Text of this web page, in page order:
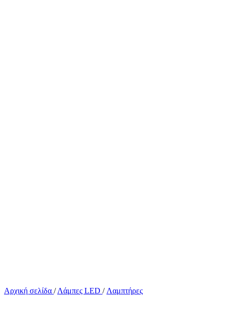
Αρχική σελίδα / Λάμπες LED / Λαμπτήρες